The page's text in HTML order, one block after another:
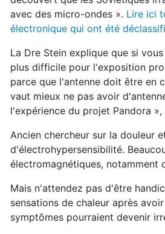
avec des micro-ondes ». Lire ici
électronique qui ont été
La Dre Stein explique que si
plus difficile pour l'exposition
parce que l'antenne doit être en
vaut mieux ne pas avoir
l'expérience du projet Pandora
Ancien chercheur sur la douleur
d'électrohypersensibilité.
électromagnétiques, notamment
Mais n'attendez pas d'être
sensations de chaleur après
symptômes pourraient devenir